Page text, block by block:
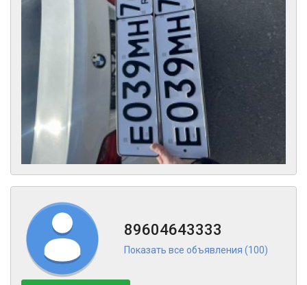
89604643333
Показать все объявления (100)